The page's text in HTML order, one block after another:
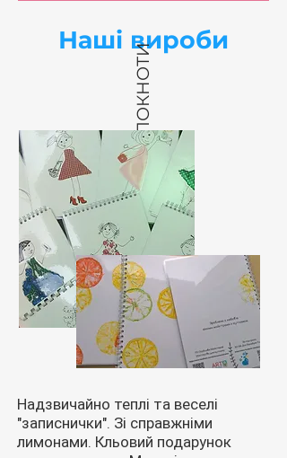
Наші вироби
БЛОКНОТИ
Надзвичайно теплі та веселі
"записнички". Зі справжніми
лимонами. Кльовий подарунок